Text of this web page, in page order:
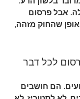
אבל פרסום
שהחוק מזהה,
לכל דבר
הם חושבים